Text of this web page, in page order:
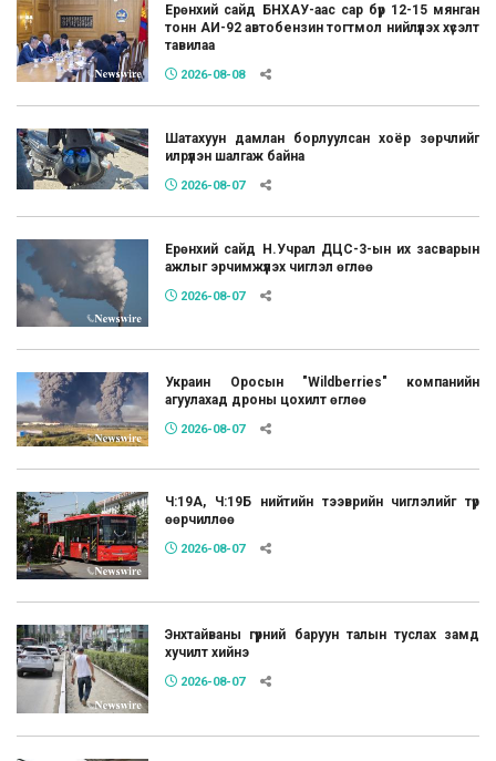
Ерөнхий сайд БНХАУ-аас сар бүр 12-15 мянган
тонн АИ-92 автобензин тогтмол нийлүүлэх хүсэлт
тавилаа
2026-08-08
Шатахуун дамлан борлуулсан хоёр зөрчлийг
илрүүлэн шалгаж байна
2026-08-07
Ерөнхий сайд Н.Учрал ДЦС-3-ын их засварын
ажлыг эрчимжүүлэх чиглэл өглөө
2026-08-07
Украин Оросын "Wildberries" компанийн
агуулахад дроны цохилт өглөө
2026-08-07
Ч:19А, Ч:19Б нийтийн тээврийн чиглэлийг түр
өөрчиллөө
2026-08-07
Энхтайваны гүүрний баруун талын туслах замд
хучилт хийнэ
2026-08-07